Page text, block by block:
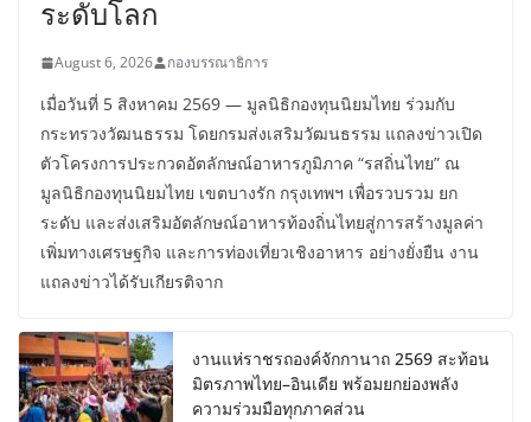
ระดับโลก
August 6, 2026 กองบรรณาธิการ
เมื่อวันที่ 5 สิงหาคม 2569 — มูลนิธิกองทุนนิยมไทย ร่วมกับ
กระทรวงวัฒนธรรม โดยกรมส่งเสริมวัฒนธรรม แถลงข่าวเปิด
ตัวโครงการประกวดอัตลักษณ์อาหารภูมิภาค “รสถิ่นไทย” ณ
มูลนิธิกองทุนนิยมไทย เขตบางรัก กรุงเทพฯ เพื่อรวบรวม ยก
ระดับ และส่งเสริมอัตลักษณ์อาหารท้องถิ่นไทยสู่การสร้างมูลค่า
เพิ่มทางเศรษฐกิจ และการท่องเที่ยวเชิงอาหาร อย่างยั่งยืน งาน
แถลงข่าวได้รับเกียรติจาก
งานแห่ราชรถองค์จักกานาถ 2569 สะท้อน
มิตรภาพไทย–อินเดีย พร้อมยกย่องพลัง
ความร่วมมือทุกภาคส่วน